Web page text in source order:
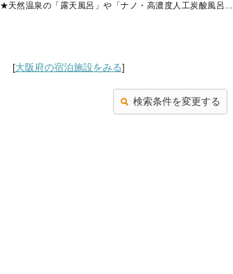
★天然温泉の「露天風呂」や「ナノ・高濃度人工炭酸風呂」
[大阪府の宿泊施設をみる]
検索条件を変更する